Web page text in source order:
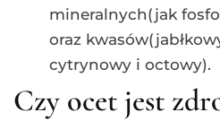
mineralnych(jak
oraz
cytrynowy i octowy).
Czy ocet jest